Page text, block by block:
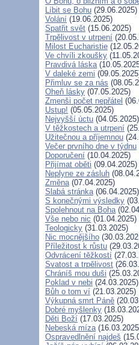
Líbit se Bohu (29.06.2025)
Volání (19.06.2025)
Spatřit svět (15.06.2025)
Trpělivost v utrpení
Milost Eucharistie
Ve chvíli zkoušky
Pravdivá láska
V daleké zemi
Přimluv se za nás
Oheň lásky (07.05.2025)
Zmenši počet nepřátel
Ustup! (05.05.2025)
Nejvyšší úctu (04.05.2025)
V těžkostech a utrpení
Užitečnou a příjemnou
Večer prvního dne v týdnu
Doporučení (10.04.2025)
Přijímat oběti (09.04.2025)
Neplyne ze zásluh
Změna(07.04.2025)
Slabá stránka(06.04.2025)
S konečnými výsledky
Spolehnout na Boha
Vše nebo nic (01.04.2025)
Teologicky (31.03.2025)
Nic mocnějšího
Příležitost k růstu
Odvrácení těžkostí
Svatost a trpělivost
Chráníš mou duši
Poklad v nebi (24.03.2025)
Bůh o tom ví (21.03.2025)
Výkupná smrt Páně
Dobré myšlenky
Děti Boží (17.03.2025)
Nebeská míza
Ospravedlnění najdeš